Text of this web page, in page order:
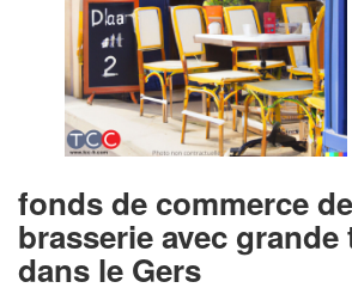
fonds de commerce
brasserie avec grande
dans le Gers